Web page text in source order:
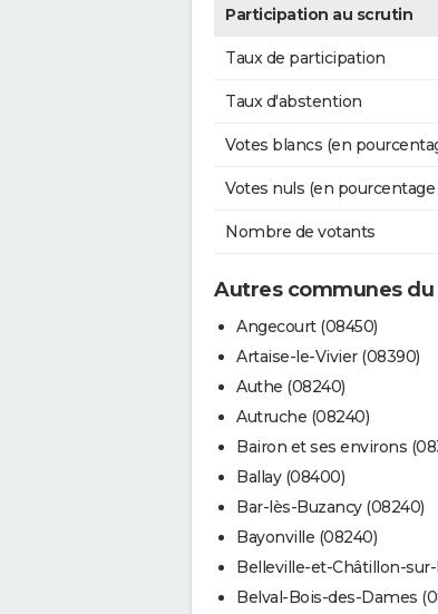
Participation au scrutin
Taux de participation
Taux d'abstention
Votes blancs (en
Votes nuls (en
Nombre de votants
Autres communes
Angecourt (08450)
Artaise-le-Vivier (08390)
Authe (08240)
Autruche (08240)
Bairon et ses environs
Ballay (08400)
Bar-lès-Buzancy (08240)
Bayonville (08240)
Belleville-et-Châtillon-
Belval-Bois-des-Dames